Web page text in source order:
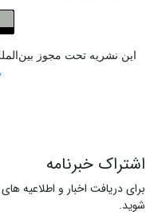
این نشریه تحت مجوز
اشتراک خبرنامه
برای دریافت اخبار و اطلاعیه
شوید.